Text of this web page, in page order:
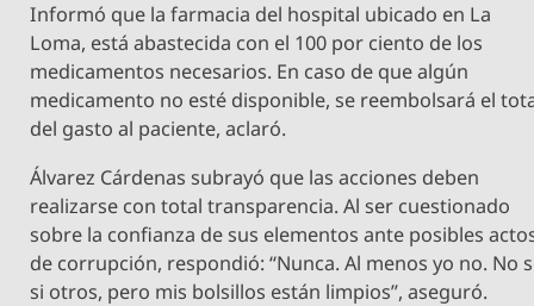
Informó que la farmacia del hospital ubicado en La
Loma, está abastecida con el 100 por ciento de los
medicamentos necesarios. En caso de que algún
medicamento no esté disponible, se reembolsará el
del gasto al paciente, aclaró.
Álvarez Cárdenas subrayó que las acciones deben
realizarse con total transparencia. Al ser cuestionado
sobre la confianza de sus elementos ante posibles
de corrupción, respondió: “Nunca. Al menos yo no. No
si otros, pero mis bolsillos están limpios”, aseguró.